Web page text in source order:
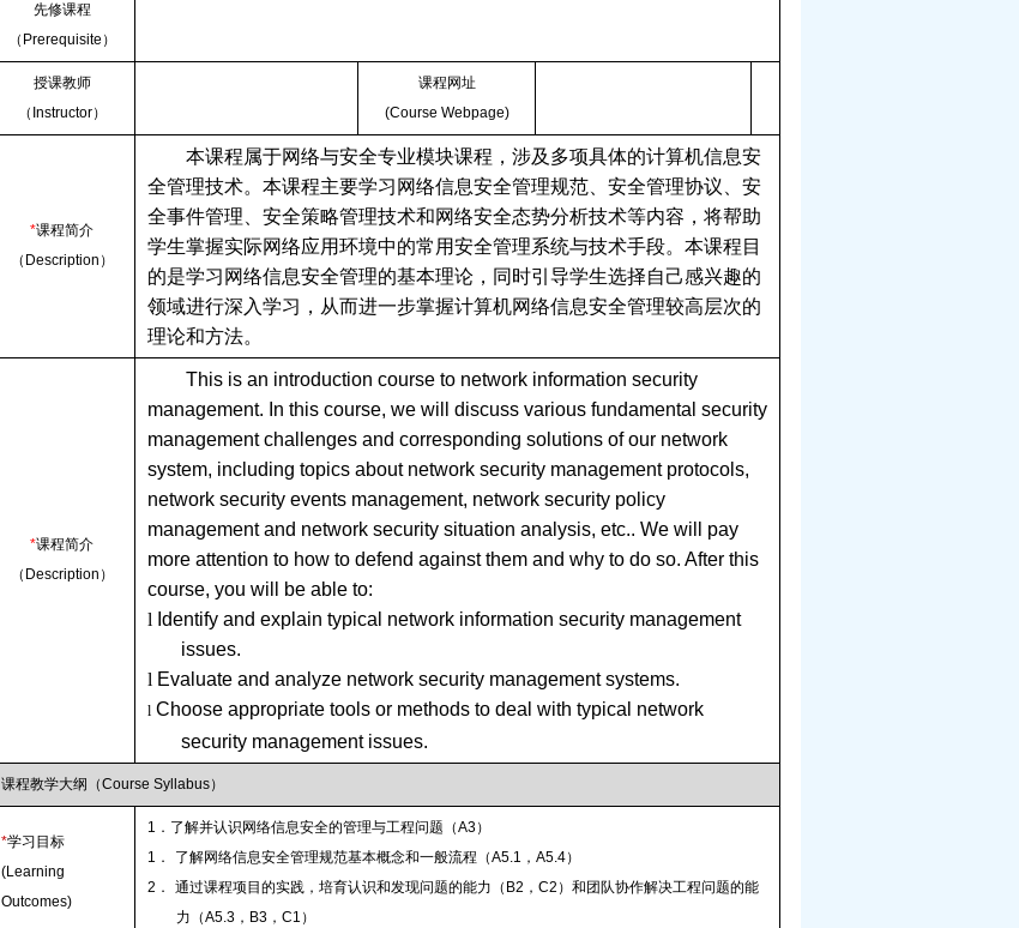
先修课程
（ Prerequisite ）
授课教师
（ Instructor）
课程网址
(Course Webpage)
*课程简介
（ Description ）
本课程属于网络与安全专业模块课程，涉及多项具体的计算机信息安
全管理技术。本课程主要学习网络信息安全管理规范、安全管理协议、安
全事件管理、安全策略管理技术和网络安全态势分析技术等内容，将帮助
学生掌握实际网络应用环境中的常用安全管理系统与技术手段。本课程目
的是学习网络信息安全管理的基本理论，同时引导学生选择自己感兴趣的
领域进行深入学习，从而进一步掌握计算机网络信息安全管理较高层次的
理论和方法。
*课程简介
（ Description ）
This is an introduction course to network information security
management. In this course, we will discuss various fundamental security
management challenges and corresponding solutions of our network
system, including topics about network security management protocols,
network security events management, network security policy
management and network security situation analysis, etc.. We will pay
more attention to how to defend against them and why to do so.After this
course, you will be able to:
l Identify and explain typical network information security management
issues.
l Evaluate and analyze network security management systems.
l Choose appropriate tools or methods to deal with typical network
security management issues.
课程教学大纲（Course Syllabus）
*学习目标
(Learning
Outcomes)
1 ．了解并认识网络信息安全的管理与工程问题（A3）
1．
了解网络信息安全管理规范基本概念和一般流程（A5.1 ，A5.4）
2．
通过课程项目的实践，培育认识和发现问题的能力（ B2 ，C2 ）和团队协作解决工程问题的能
力（A5.3 ， B3 ，C1 ）